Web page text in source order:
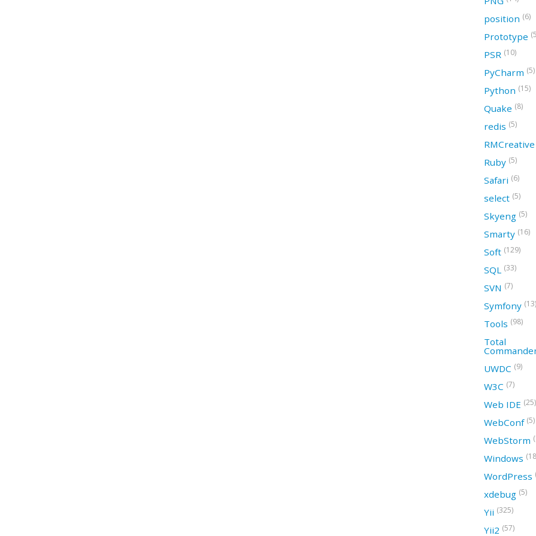
position (6)
Prototype
PSR (10)
PyCharm (5)
Python (15)
Quake (8)
redis (5)
RMCreative
Ruby (5)
Safari (6)
select (5)
Skyeng (5)
Smarty (16)
Soft (129)
SQL (33)
SVN (7)
Symfony (13)
Tools (98)
Total
UWDC (9)
W3C (7)
Web IDE (25)
WebConf (5)
WebStorm
Windows
WordPress
xdebug (5)
Yii (325)
Yii2 (57)